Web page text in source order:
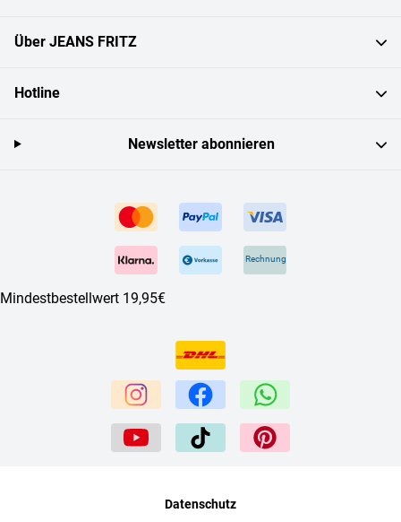
Über JEANS FRITZ
Hotline
Rechnung
Mindestbestellwert 19,95€
Newsletter abonnieren
Datenschutz